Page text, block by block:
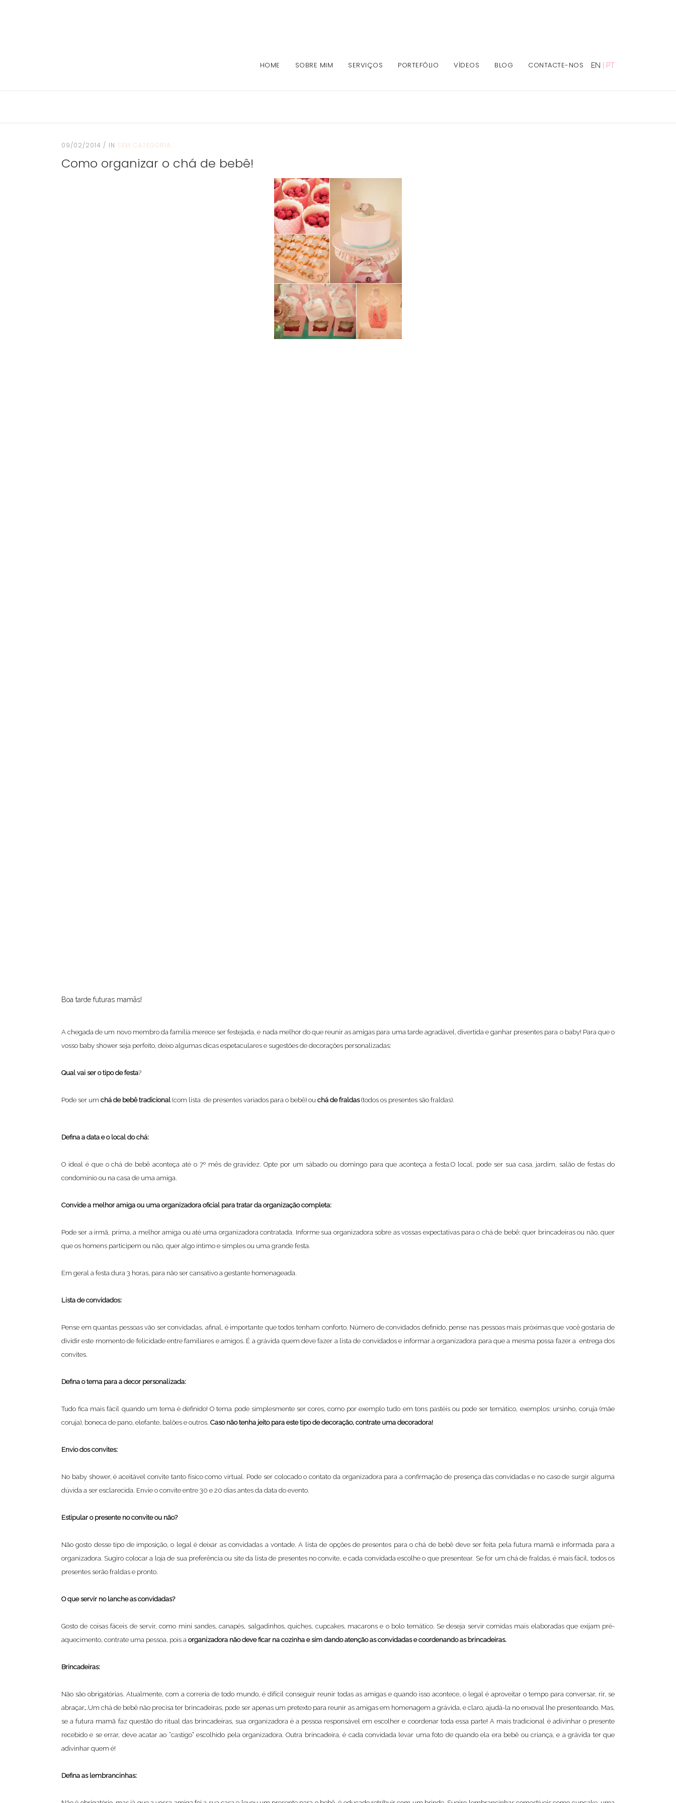
HOME SOBRE MIM SERVIÇOS PORTEFÓLIO VÍDEOS BLOG CONTACTE-NOS EN | PT
09/02/2014 IN SEM CATEGORIA
Como organizar o chá de bebê!
Boa tarde futuras mamãs!
A chegada de um novo membro da família merece ser festejada, e nada melhor do que reunir as amigas para uma tarde agradável, divertida e ganhar presentes para o baby! Para que o
vosso baby shower seja perfeito, deixo algumas dicas espetaculares e sugestões de decorações personalizadas:
Qual vai ser o tipo de festa?
Pode ser um chá de bebê tradicional (com lista de presentes variados para o bebê) ou chá de fraldas(todos os presentes são fraldas).
Defina a data e o local do chá:
O ideal é que o chá de bebê aconteça até o 7º mês de gravidez. Opte por um sábado ou domingo para que aconteça a festa.O local, pode ser sua casa, jardim, salão de festas do
condomínio ou na casa de uma amiga.
Convide a melhor amiga ou uma organizadora oficial para tratar da organização completa:
Pode ser a irmã, prima, a melhor amiga ou até uma organizadora contratada. Informe sua organizadora sobre as vossas expectativas para o chá de bebê: quer brincadeiras ou não, quer
que os homens participem ou não, quer algo íntimo e simples ou uma grande festa.
Em geral a festa dura 3 horas, para não ser cansativo a gestante homenageada.
Lista de convidados:
Pense em quantas pessoas vão ser convidadas, afinal, é importante que todos tenham conforto. Número de convidados definido, pense nas pessoas mais próximas que você gostaria de
dividir este momento de felicidade entre familiares e amigos. É a grávida quem deve fazer a lista de convidados e informar a organizadora para que a mesma possa fazer a entrega dos
convites.
Defina o tema para a decor personalizada:
Tudo fica mais fácil quando um tema é definido! O tema pode simplesmente ser cores, como por exemplo tudo em tons pastéis ou pode ser temático, exemplos: ursinho, coruja (mãe
coruja), boneca de pano, elefante, balões e outros. Caso não tenha jeito para este tipo de decoração, contrate uma decoradora!
Envio dos convites:
No baby shower, é aceitável convite tanto físico como virtual. Pode ser colocado o contato da organizadora para a confirmação de presença das convidadas e no caso de surgir alguma
dúvida a ser esclarecida. Envie o convite entre 30 e 20 dias antes da data do evento.
Estipular o presente no convite ou não?
Não gosto desse tipo de imposição, o legal é deixar as convidadas a vontade. A lista de opções de presentes para o chá de bebê deve ser feita pela futura mamã e informada para a
organizadora. Sugiro colocar a loja de sua preferência ou site da lista de presentes no convite, e cada convidada escolhe o que presentear. Se for um chá de fraldas, é mais fácil, todos os
presentes serão fraldas e pronto.
O que servir no lanche as convidadas?
Gosto de coisas fáceis de servir, como mini sandes, canapés, salgadinhos, quiches, cupcakes, macarons e o bolo temático. Se deseja servir comidas mais elaboradas que exijam pré-
aquecimento, contrate uma pessoa, pois a organizadora não deve ficar na cozinha e sim dando atenção as convidadas e coordenando as brincadeiras.
Brincadeiras:
Não são obrigatórias. Atualmente, com a correria de todo mundo, é difícil conseguir reunir todas as amigas e quando isso acontece, o legal é aproveitar o tempo para conversar, rir, se
abraçar….Um chá de bebê não precisa ter brincadeiras, pode ser apenas um pretexto para reunir as amigas em homenagem a grávida, e claro, ajudá-la no enxoval lhe presenteando. Mas,
se a futura mamã faz questão do ritual das brincadeiras, sua organizadora é a pessoa responsável em escolher e coordenar toda essa parte! A mais tradicional é adivinhar o presente
recebido e se errar, deve acatar ao “castigo” escolhido pela organizadora. Outra brincadeira, é cada convidada levar uma foto de quando ela era bebê ou criança, e a grávida ter que
adivinhar quem é!
Defina as lembrancinhas: